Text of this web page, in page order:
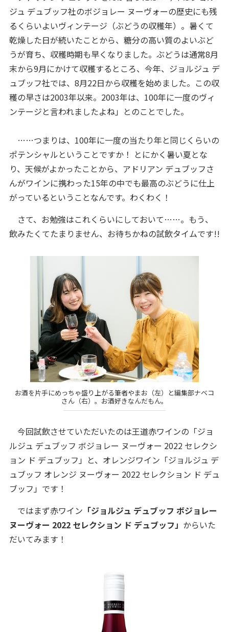
ジュ デュブッフ社のボジョレー ヌーヴォーの歴史にも残
るくらいよいヴィンテージ（ぶどうの収穫年）。暑くて
乾燥した日が続いたことから、糖分の高い質のよいぶど
うが育ち、収穫時期も早くなりました。ぶどうは通常8月
末から9月にかけて収穫するところ、今年、ジョルジュ デ
ュブッフ社では、8月22日から収穫を始めました。この収
穫の早さは2003年以来。2003年は、100年に一度のヴィ
ンテージと言われましたよね」とのことでした。
……つまりは、100年に一度の当たり年と同じくらいの
ポテンシャルということですか！ とにかく暑い夏とな
り、天候がよかったことから、アドリアン デュブッフさ
んがワインに携わった15年の中でも最高のぶどうに仕上
がっているということなんです。わくわく！
さて、お勉強はこれくらいにしておいて……。もう、
飲みたくてたまりません、お待ちかねの試飲タイムです!!
お酒を片手にめっちゃ盛り上がる筆者やまお（左）と編集部ナベコ
さん（右）。お酒好きなんだもん。
今回試飲させていただいたのは王道赤ワインの「ジョ
ルジュ デュブッフ ボジョレー ヌーヴォー 2022 セレクシ
ョン ド デュブッフ」と、オレンジワイン「ジョルジュ デ
ュブッフ オレンジ ヌーヴォー 2022 セレクション ド デュ
ブッフ」です！
ではまず赤ワイン 「ジョルジュ デュブッフ ボジョレー
ヌーヴォー 2022 セレクション ド デュブッフ」 からいた
だいてみます！